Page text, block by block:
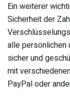
Ein weiterer
Sicherheit der
alle persönlichen
sicher und
mit
PayPal oder